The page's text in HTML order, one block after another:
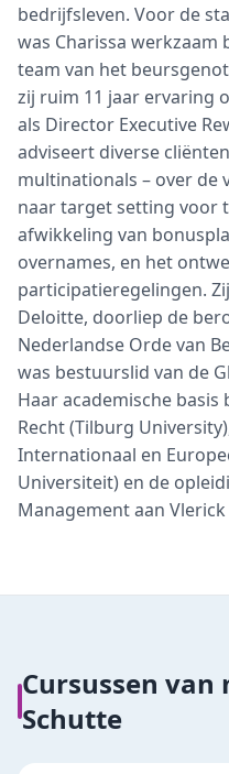
bedrijfsleven. Voor de
was Charissa werkzaam
team van het
zij ruim 11 jaar ervaring
als Director Executive
adviseert diverse
multinationals – over de
naar target setting voor
afwikkeling van
overnames, en het
participatieregelingen.
Deloitte, doorliep de
Nederlandse Orde van
was bestuurslid van de
Haar academische basis
Recht (Tilburg
Internationaal en
Universiteit) en de
Management aan
Cursussen van
Schutte